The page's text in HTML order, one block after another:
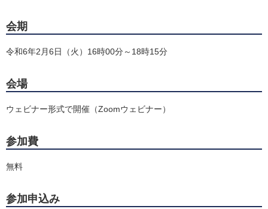
会期
令和6年2月6日（火）16時00分～18時15分
会場
ウェビナー形式で開催（Zoomウェビナー）
参加費
無料
参加申込み